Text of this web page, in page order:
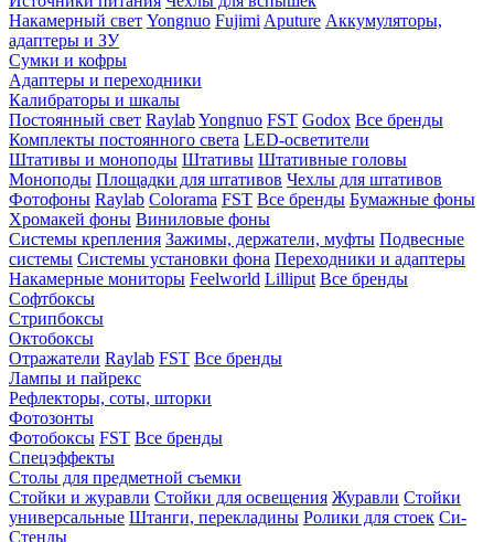
Накамерный свет Yongnuo Fujimi Aputure Аккумуляторы,
адаптеры и ЗУ
Сумки и кофры
Адаптеры и переходники
Калибраторы и шкалы
Постоянный свет RaylabYongnuo FST Godox Все бренды
Комплекты постоянного света LED-осветители
Штативы и моноподы Штативы Штативные головы
Моноподы Площадки для штативов Чехлы для штативов
Фотофоны Raylab Colorama FST Все бренды Бумажные фоны
Хромакей фоны Виниловые фоны
Системы крепления Зажимы, держатели, муфты Подвесные
системы Системы установки фона Переходники и адаптеры
Накамерные мониторы Feelworld Lilliput Все бренды
Софтбоксы
Стрипбоксы
Октобоксы
Отражатели Raylab FST Все бренды
Лампы и пайрекс
Рефлекторы, соты, шторки
Фотозонты
Фотобоксы FST Все бренды
Спецэффекты
Столы для предметной съемки
Стойки и журавли Стойки для освещения Журавли Стойки
универсальные Штанги, перекладины Ролики для стоек Си-
Стенды